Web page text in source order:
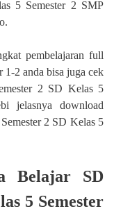
5 Semester 2 SMP
pembelajaran full
1-2 anda bisa juga cek
2 SD Kelas 5
jelasnya download
2 SD Kelas 5
Belajar SD
5 Semester